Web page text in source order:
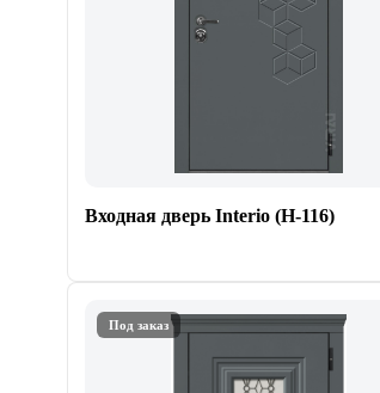
Входная дверь Interio (Н-116)
Под заказ